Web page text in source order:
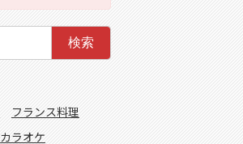
検索
フランス料理
カラオケ